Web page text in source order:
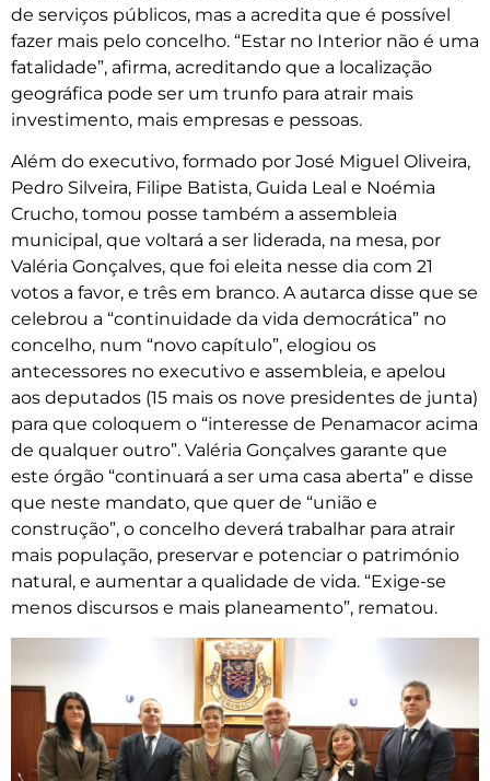
de serviços públicos, mas a acredita que é possível
fazer mais pelo concelho. “Estar no Interior não é uma
fatalidade”, afirma, acreditando que a localização
geográfica pode ser um trunfo para atrair mais
investimento, mais empresas e pessoas.
Além do executivo, formado por José Miguel Oliveira,
Pedro Silveira, Filipe Batista, Guida Leal e Noémia
Crucho, tomou posse também a assembleia
municipal, que voltará a ser liderada, na mesa, por
Valéria Gonçalves, que foi eleita nesse dia com 21
votos a favor, e três em branco. A autarca disse que se
celebrou a “continuidade da vida democrática” no
concelho, num “novo capítulo”, elogiou os
antecessores no executivo e assembleia, e apelou
aos deputados (15 mais os nove presidentes de junta)
para que coloquem o “interesse de Penamacor acima
de qualquer outro”. Valéria Gonçalves garante que
este órgão “continuará a ser uma casa aberta” e disse
que neste mandato, que quer de “união e
construção”, o concelho deverá trabalhar para atrair
mais população, preservar e potenciar o património
natural, e aumentar a qualidade de vida. “Exige-se
menos discursos e mais planeamento”, rematou.